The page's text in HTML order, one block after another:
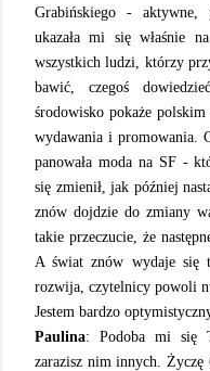
Grabińskiego - aktywne,
ukazała mi się właśnie
wszystkich ludzi, którzy
bawić, czegoś
środowisko pokaże
wydawania i promowania.
panowała moda na SF -
się zmienił, jak później
znów dojdzie do zmiany
takie przeczucie, że
A świat znów wydaje się
rozwija, czytelnicy powoli
Jestem bardzo
Paulina: Podoba mi się
zarazisz nim innych. Życzę